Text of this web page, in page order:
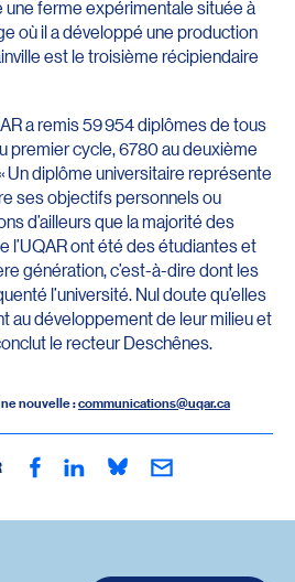
une ferme expérimentale située à
où il a développé une production
est le troisième récipiendaire
a remis 59 954 diplômes de tous
premier cycle, 6780 au deuxième
Un diplôme universitaire représente
ses objectifs personnels ou
d’ailleurs que la majorité des
l’UQAR ont été des étudiantes et
génération, c’est-à-dire dont les
l’université. Nul doute qu’elles
au développement de leur milieu et
le recteur Deschênes.
nouvelle :communications@uqar.ca